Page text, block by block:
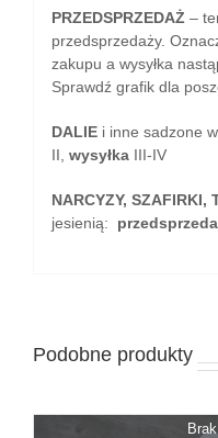
PRZEDSPRZEDAŻ –
przedsprzedaży.
zakupu a wysyłka
Sprawdź grafik dla
DALIEi inne sadzone
II, wysyłkaIII-IV
NARCYZY, SZAFIRKI,
jesienią:
Podobne produkty